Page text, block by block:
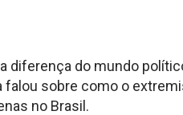
diferença do mundo
falou sobre como o
no Brasil.